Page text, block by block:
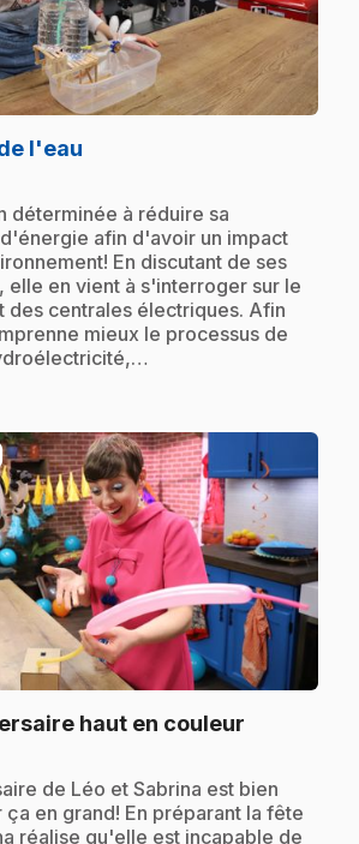
l'eau
déterminée à réduire sa
afin d'avoir un impact
En discutant de ses
elle en vient à s'interroger sur le
des centrales électriques. Afin
mieux le processus de
haut en couleur
de Léo et Sabrina est bien
en grand! En préparant la fête
réalise qu'elle est incapable de